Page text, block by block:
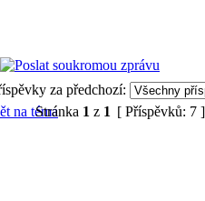
za předchozí:
Stránka 1 z 1 [ Příspěvků: 7